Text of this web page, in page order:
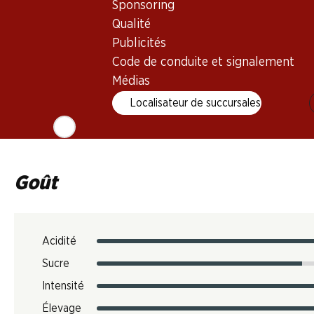
Sponsoring
Qualité
Publicités
Code de conduite et signalement
Médias
Localisateur de succursales
Température de dégustation
Empreinte carbone
1028147
Goût
Acidité
Sucre
Intensité
Élevage